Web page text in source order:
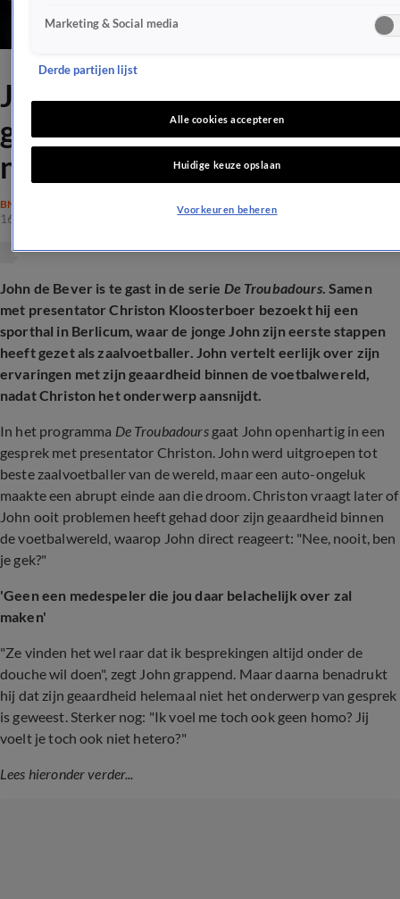
John de Bever over
geaardheid in de sport: 'Doe
normaal'
BN'ERS
16 okt 2025, 14:30
John de Bever is te gast in de serie De Troubadours. Samen
met presentator Christon Kloosterboer bezoekt hij een
sporthal in Berlicum, waar de jonge John zijn eerste stappen
heeft gezet als zaalvoetballer. John vertelt eerlijk over zijn
ervaringen met zijn geaardheid binnen de voetbalwereld,
nadat Christon het onderwerp aansnijdt.
In het programma De Troubadoursgaat John openhartig in een
gesprek met presentator Christon. John werd uitgroepen tot
beste zaalvoetballer van de wereld, maar een auto-ongeluk
maakte een abrupt einde aan die droom. Christon vraagt later of
John ooit problemen heeft gehad door zijn geaardheid binnen
de voetbalwereld, waarop John direct reageert: "Nee, nooit, ben
je gek?"
'Geen een medespeler die jou daar belachelijk over zal
maken'
"Ze vinden het wel raar dat ik besprekingen altijd onder de
douche wil doen", zegt John grappend. Maar daarna benadrukt
hij dat zijn geaardheid helemaal niet het onderwerp van gesprek
is geweest. Sterker nog: "Ik voel me toch ook geen homo? Jij
voelt je toch ook niet hetero?"
Lees hieronder verder...
Marketing & Social media
Derde partijen lijst
Alle cookies accepteren
Huidige keuze opslaan
Voorkeuren beheren